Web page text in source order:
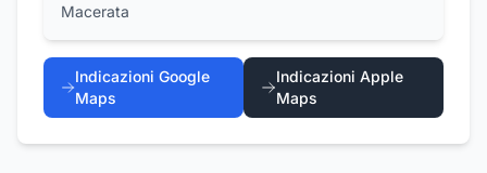
Macerata
Indicazioni Google
Maps
Indicazioni Apple
Maps